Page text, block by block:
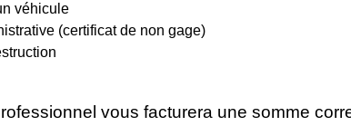
véhicule
(certificat de non gage)
vous facturera une somme